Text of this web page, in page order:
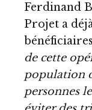
Ferdinand
Projet a
de cette
population
personnes